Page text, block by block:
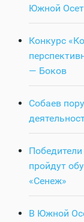
Южной
Конкурс
— Боков
Собаев
пройдут
«Сенеж»
В Южной